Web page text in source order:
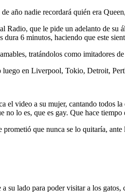
año nadie recordará quién era
Radio, que le pide un adelanto de
6 minutos, haciendo que este
tratándolos como imitadores
en Liverpool, Tokio, Detroit,
video a su mujer, cantando todos
lo es, que es gay. Que hace
que nunca se lo quitaría,
lado para poder visitar a los gatos,